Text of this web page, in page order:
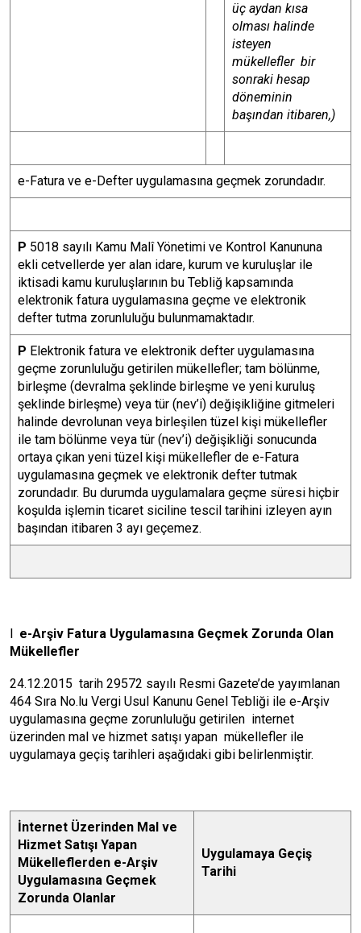
üç aydan kısa
olması halinde
isteyen
mükellefler bir
sonraki hesap
döneminin
başından itibaren,)
e-Fatura ve e-Defter uygulamasına geçmek zorundadır.
P 5018 sayılı Kamu Malî Yönetimi ve Kontrol Kanununa
ekli cetvellerde yer alan idare, kurum ve kuruluşlar ile
iktisadi kamu kuruluşlarının bu Tebliğ kapsamında
elektronik fatura uygulamasına geçme ve elektronik
defter tutma zorunluluğu bulunmamaktadır.
P Elektronik fatura ve elektronik defter uygulamasına
geçme zorunluluğu getirilen mükellefler; tam bölünme,
birleşme (devralma şeklinde birleşme ve yeni kuruluş
şeklinde birleşme) veya tür (nev’i) değişikliğine gitmeleri
halinde devrolunan veya birleşilen tüzel kişi mükellefler
ile tam bölünme veya tür (nev’i) değişikliği sonucunda
ortaya çıkan yeni tüzel kişi mükellefler de e-Fatura
uygulamasına geçmek ve elektronik defter tutmak
zorundadır. Bu durumda uygulamalara geçme süresi hiçbir
koşulda işlemin ticaret siciline tescil tarihini izleyen ayın
başından itibaren 3 ayı geçemez.
l e-Arşiv Fatura Uygulamasına Geçmek Zorunda Olan
Mükellefler
24.12.2015 tarih 29572 sayılı Resmi Gazete’de yayımlanan
464 Sıra No.lu Vergi Usul Kanunu Genel Tebliği ile e-Arşiv
uygulamasına geçme zorunluluğu getirilen internet
üzerinden mal ve hizmet satışı yapan mükellefler ile
uygulamaya geçiş tarihleri aşağıdaki gibi belirlenmiştir.
İnternet Üzerinden Mal ve
Hizmet Satışı Yapan
Mükelleflerden e-Arşiv
Uygulamasına Geçmek
Zorunda Olanlar
Uygulamaya Geçiş
Tarihi